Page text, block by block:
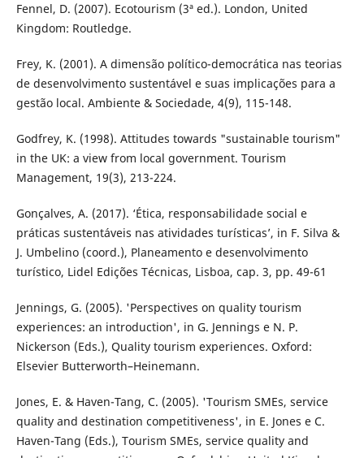
Fennel, D. (2007). Ecotourism (3ª ed.). London, United
Kingdom: Routledge.
Frey, K. (2001). A dimensão político-democrática nas teorias
de desenvolvimento sustentável e suas implicações para a
gestão local. Ambiente & Sociedade, 4(9), 115-148.
Godfrey, K. (1998). Attitudes towards "sustainable tourism"
in the UK: a view from local government. Tourism
Management, 19(3), 213-224.
Gonçalves, A. (2017). ‘Ética, responsabilidade social e
práticas sustentáveis nas atividades turísticas’, in F. Silva &
J. Umbelino (coord.), Planeamento e desenvolvimento
turístico, Lidel Edições Técnicas, Lisboa, cap. 3, pp. 49-61
Jennings, G. (2005). 'Perspectives on quality tourism
experiences: an introduction', in G. Jennings e N. P.
Nickerson (Eds.), Quality tourism experiences. Oxford:
Elsevier Butterworth–Heinemann.
Jones, E. & Haven-Tang, C. (2005). 'Tourism SMEs, service
quality and destination competitiveness', in E. Jones e C.
Haven-Tang (Eds.), Tourism SMEs, service quality and